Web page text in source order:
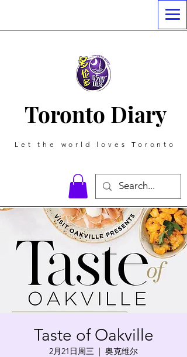
Toronto Diary
Let the world loves Toronto
Taste of Oakville
2月21日周三
  |
奥克维尔